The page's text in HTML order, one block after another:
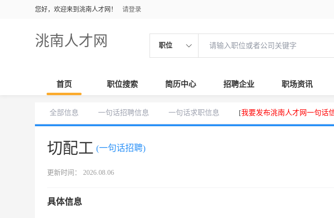
您好，欢迎来到洮南人才网！ 请登录
洮南人才网 职位
首页 职位搜索 简历中心 招聘企业 职场资讯
全部信息 一句话招聘信息 一句话求职信息 [我要发布洮南人才网一句话
切配工 (一句话招聘)
更新时间： 2026.08.06
具体信息